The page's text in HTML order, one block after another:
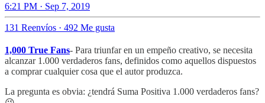
6:21 PM · Sep 7, 2019
131 Reenvíos · 492 Me gusta
1,000 True Fans- Para triunfar en un empeño creativo, se necesita
alcanzar 1.000 verdaderos fans, definidos como aquellos dispuestos
a comprar cualquier cosa que el autor produzca.
La pregunta es obvia: ¿tendrá Suma Positiva 1.000 verdaderos fans?